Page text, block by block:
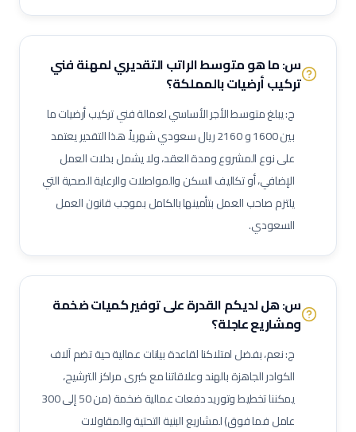
لحام 6 جي (6G Welder)
لحام خطوط أنابيب
فني تربيط وإشهار (Rigger)
لحام ميج (MIG Welder)
مفتش اختبارات غير إتلافية (NDT)
مشرف أعمال سكلات / داربسين
مشرف أعمال عزل صناعي
مشرف أعمال دهان صناعي
فني رش رملي ودهان
مفتش طلاء وعزل
فني صيانة أثناء الإيقاف (Shutdown)
فني توربينات
فني معدات دوارة
مشغل عمليات إنتاج
مشغل غرفة تحكم
مسؤول سلامة وصحة مهنية (نفط وغاز)
مراقب حرائق وسلامة
منسق تصاريح عمل
مهندس أجهزة دقيقة
فني صمامات
فني اختبار هيدروليكي
مشغل اختبارات أحمال
فني وصول بالحبال (Rope Access)
مهندس تشغيل وتدشين
كبير مهندسين بحريين
مدير مشاريع
مهندس موقع
مسؤول سلامة وصحة مهنية
حاسب كميات
طاهي / شيف محترف
مقدم طعام / ويتر
مشرف خدمات غرف
عامل نظافة تجارية عامل تعبئة وتغليف
س: ما هو متوسط الراتب التقديري لمهنةفني
تركيب أرضياتبالمملكة؟
ج: يبلغ متوسط الأجر الأساسي لعمالةفني تركيب أرضياتما
بين1600و2160ريال سعودي شهرياً. هذا التقدير يعتمد
على نوع المشروع ومدة العقد، ولا يشمل بدلات العمل
الإضافي، أو تكاليف السكن والمواصلات والرعاية الصحية التي
يلتزم صاحب العمل بتأمينها بالكامل بموجب قانون العمل
السعودي.
س: هل لديكم القدرة على توفير كميات ضخمة
ومشاريع عاجلة؟
ج: نعم، بفضل امتلاكنا لقاعدة بيانات عمالية حية تضم آلاف
الكوادر الجاهزة بالهند وعلاقاتنا مع كبرى مراكز الترشيح،
يمكننا تخطيط وتوريد دفعات عمالية ضخمة (من 50 إلى 300
عامل فما فوق) لمشاريع البنية التحتية والمقاولات